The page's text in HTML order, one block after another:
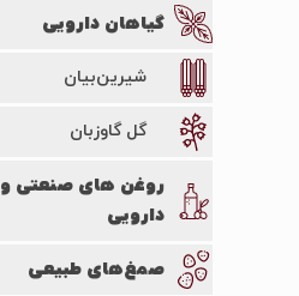
گیاهان دارویی
شیرین‌بیان
گل گاوزبان
روغن های صنعتی و
دارویی
صمغ‌های طبیعی